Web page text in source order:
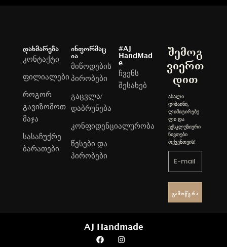
დახმარება
კონტაქტი
ფილიალები
როგორ
გავიზომოთ
მაჯა
სასაჩუქრე
ბარათები
ინფორმაც
ია
მიწოდების
პირობები
გაცვლა/
დაბრუნება
კონფიდენციალურობა
წესები და
პირობები
#AJ
HandMad
e
ჩვენს
შესახებ
შემოგ
ვიერთ
დით
ახალი
დიზაინი,
ლიმიტირებუ
ლი და
ექსკლუზიური
ნივთები
თქვენთვის!
Გამოწერა
AJ Handmade